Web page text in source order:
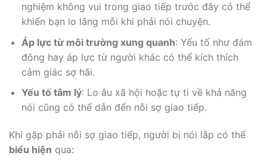
nghiệm không vui trong giao tiếp trước đây có thể
khiến bạn lo lắng mỗi khi phải nói chuyện.
Áp lực từ môi trường xung quanh: Yếu tố như đám
đông hay áp lực từ người khác có thể kích thích
cảm giác sợ hãi.
Yếu tố tâm lý: Lo âu xã hội hoặc tự ti về khả năng
nói cũng có thể dẫn đến nỗi sợ giao tiếp.
Khi gặp phải nỗi sợ giao tiếp, người bị nói lắp có thể
biểu hiện qua: